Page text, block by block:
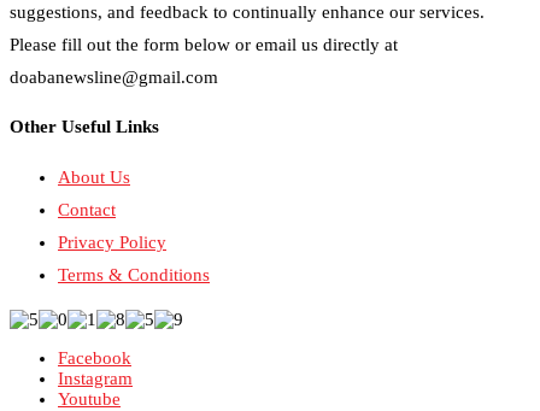
suggestions, and feedback to continually enhance our services.
Please fill out the form below or email us directly at
doabanewsline@gmail.com
Other Useful Links
About Us
Contact
Privacy Policy
Terms & Conditions
Facebook
Instagram
Youtube